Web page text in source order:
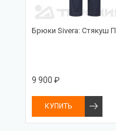
Брюки Sivera: Стякуш П
9 900 ₽
КУПИТЬ